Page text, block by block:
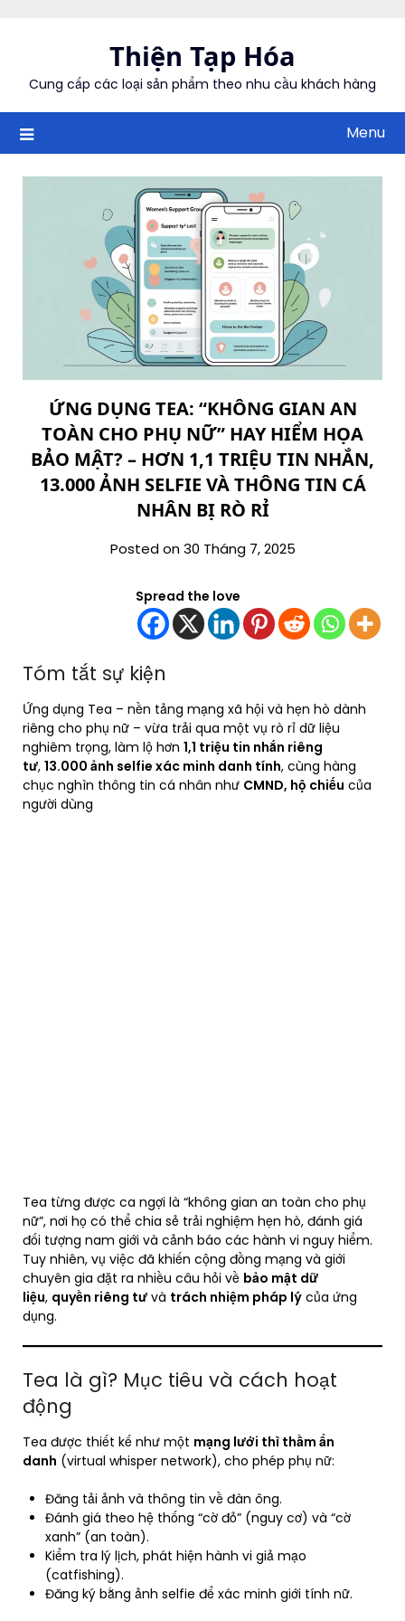
Thiện Tạp Hóa
Cung cấp các loại sản phẩm theo nhu cầu khách hàng
Menu
ỨNG DỤNG TEA: “KHÔNG GIAN AN
TOÀN CHO PHỤ NỮ” HAY HIỂM HỌA
BẢO MẬT? – HƠN 1,1 TRIỆU TIN NHẮN,
13.000 ẢNH SELFIE VÀ THÔNG TIN CÁ
NHÂN BỊ RÒ RỈ
Posted on 30 Tháng 7, 2025
Spread the love
Tóm tắt sự kiện
Ứng dụng Tea – nền tảng mạng xã hội và hẹn hò dành
riêng cho phụ nữ – vừa trải qua một vụ rò rỉ dữ liệu
nghiêm trọng, làm lộ hơn 1,1 triệu tin nhắn riêng
tư, 13.000 ảnh selfie xác minh danh tính, cùng hàng
chục nghìn thông tin cá nhân như CMND, hộ chiếu của
người dùng
Tea từng được ca ngợi là “không gian an toàn cho phụ
nữ”, nơi họ có thể chia sẻ trải nghiệm hẹn hò, đánh giá
đối tượng nam giới và cảnh báo các hành vi nguy hiểm.
Tuy nhiên, vụ việc đã khiến cộng đồng mạng và giới
chuyên gia đặt ra nhiều câu hỏi về bảo mật dữ
liệu, quyền riêng tư và trách nhiệm pháp lý của ứng
dụng.
Tea là gì? Mục tiêu và cách hoạt
động
Tea được thiết kế như một mạng lưới thì thầm ẩn
danh (virtual whisper network), cho phép phụ nữ:
Đăng tải ảnh và thông tin về đàn ông.
Đánh giá theo hệ thống “cờ đỏ” (nguy cơ) và “cờ
xanh” (an toàn).
Kiểm tra lý lịch, phát hiện hành vi giả mạo
(catfishing).
Đăng ký bằng ảnh selfie để xác minh giới tính nữ.